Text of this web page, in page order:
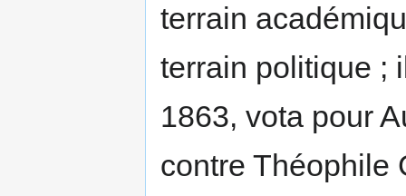
terrain
terrain politique ;
1863, vota pour
contre Théophile